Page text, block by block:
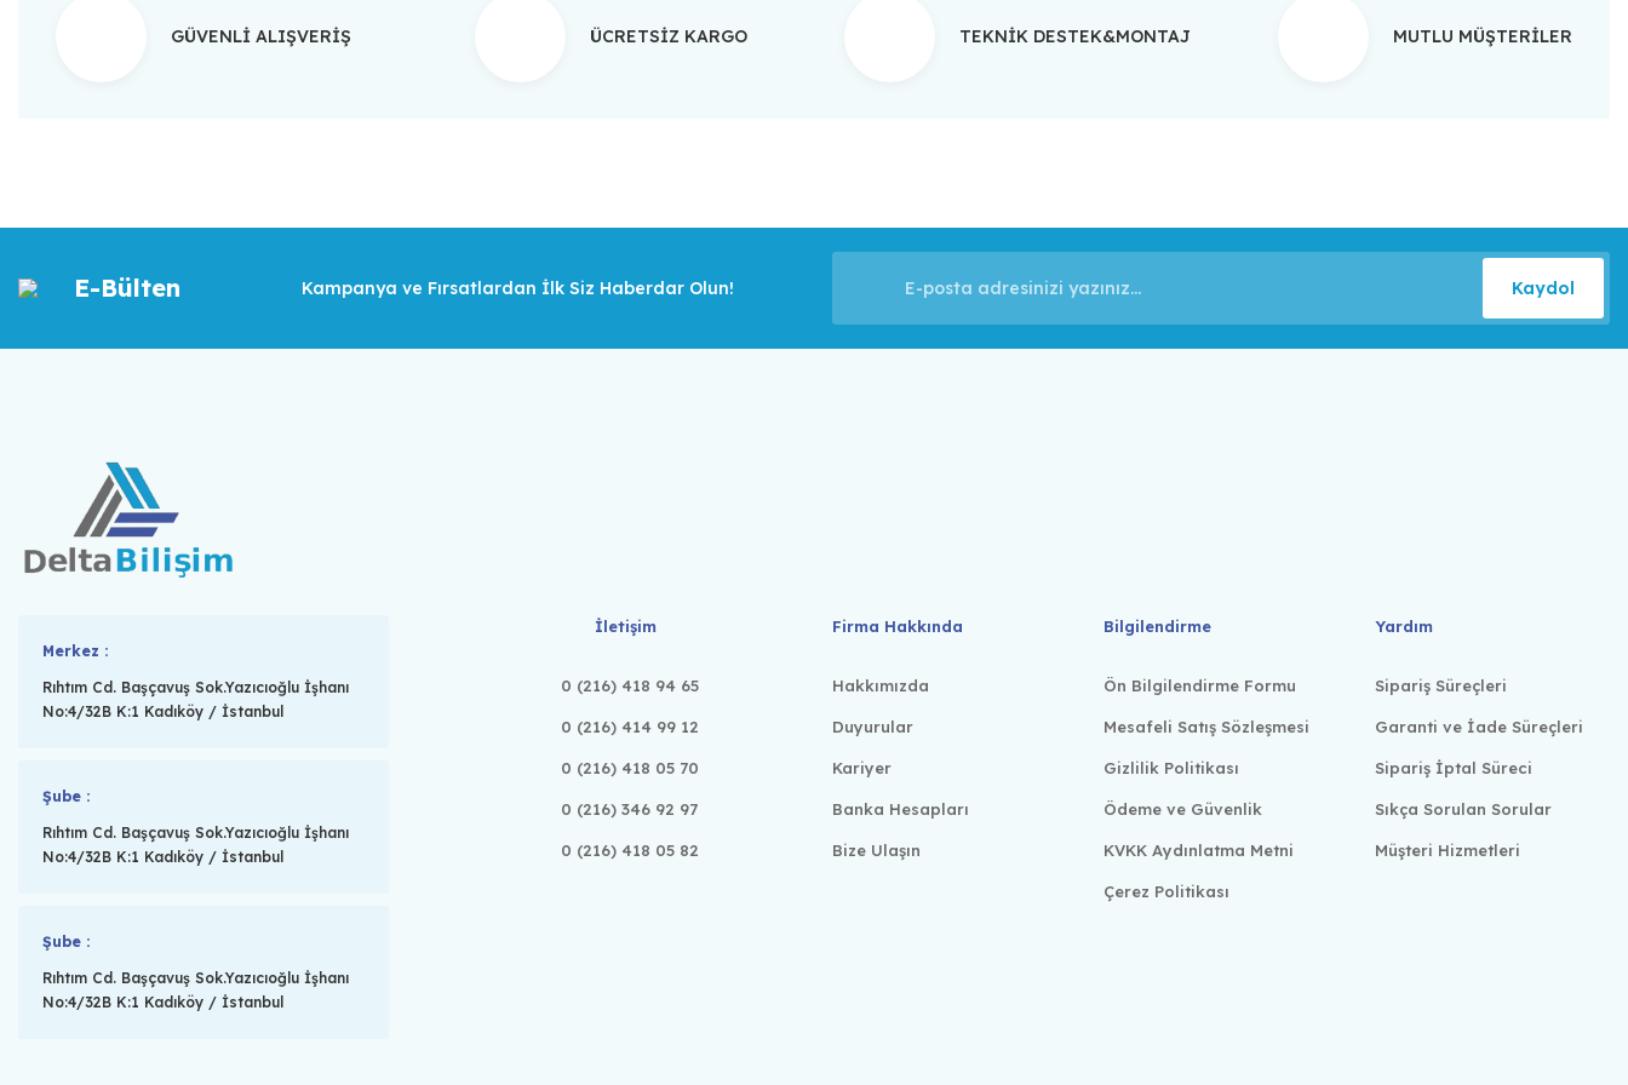
GÜVENLİ ALIŞVERİŞ ÜCRETSİZ KARGO TEKNİK DESTEK&MONTAJ MUTLU MÜŞTERİLER
E-Bülten Kampanya ve Fırsatlardan İlk Siz Haberdar Olun! Kaydol
Merkez :
Rıhtım Cd. Başçavuş Sok.Yazıcıoğlu İşhanı
No:4/32B K:1 Kadıköy / İstanbul
Şube :
Rıhtım Cd. Başçavuş Sok.Yazıcıoğlu İşhanı
No:4/32B K:1 Kadıköy / İstanbul
Şube :
Rıhtım Cd. Başçavuş Sok.Yazıcıoğlu İşhanı
No:4/32B K:1 Kadıköy / İstanbul
İletişim
0 (216) 418 94 65
0 (216) 414 99 12
0 (216) 418 05 70
0 (216) 346 92 97
0 (216) 418 05 82
Firma Hakkında
Hakkımızda
Duyurular
Kariyer
Banka Hesapları
Bize Ulaşın
Bilgilendirme
Ön Bilgilendirme Formu
Mesafeli Satış Sözleşmesi
Gizlilik Politikası
Ödeme ve Güvenlik
KVKK Aydınlatma Metni
Çerez Politikası
Yardım
Sipariş Süreçleri
Garanti ve İade Süreçleri
Sipariş İptal Süreci
Sıkça Sorulan Sorular
Müşteri Hizmetleri